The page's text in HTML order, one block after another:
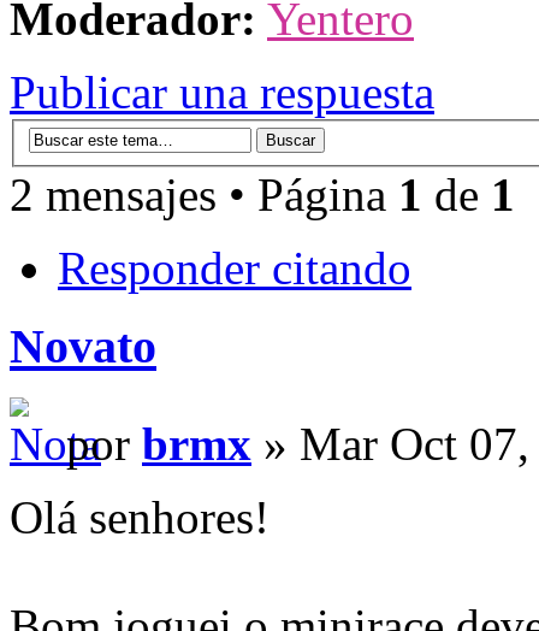
Moderador: Yentero
Publicar una respuesta
2 mensajes • Página 1 de 1
Responder citando
Novato
por brmx » Mar Oct
Olá senhores!